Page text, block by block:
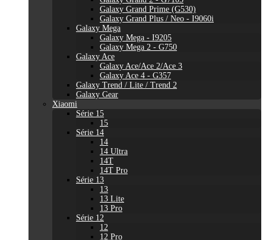
Galaxy Grand Prime (G530)
Galaxy Grand Plus / Neo - I9060i
Galaxy Mega
Galaxy Mega - I9205
Galaxy Mega 2 - G750
Galaxy Ace
Galaxy Ace/Ace 2/Ace 3
Galaxy Ace 4 - G357
Galaxy Trend / Lite / Trend 2
Galaxy Gear
Xiaomi
Série 15
15
Série 14
14
14 Ultra
14T
14T Pro
Série 13
13
13 Lite
13 Pro
Série 12
12
12 Pro